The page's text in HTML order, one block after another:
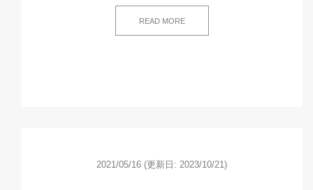
READ MORE
2021/05/16 (更新日: 2023/10/21)